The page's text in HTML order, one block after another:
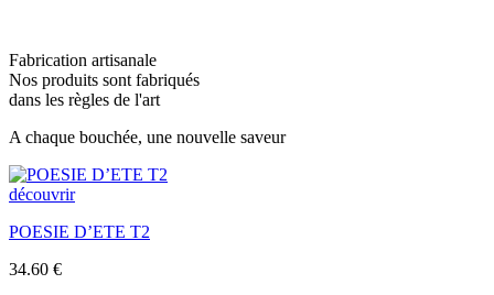
Fabrication artisanale
Nos produits sont fabriqués
dans les règles de l'art
A chaque bouchée, une nouvelle saveur
découvrir
POESIE D’ETE T2
34.60 €